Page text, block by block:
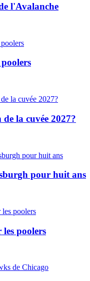
l'Avalanche
la cuvée 2027?
pour huit ans
poolers